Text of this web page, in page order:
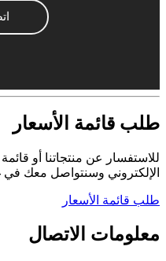
طلب قائمة الأسعار
للاستفسار عن منتجاتنا أو
الإلكتروني وسنتواصل معك في غضون
طلب قائمة الأسعار
معلومات الاتصال